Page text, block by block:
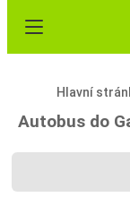
Hlavní
Autobus do